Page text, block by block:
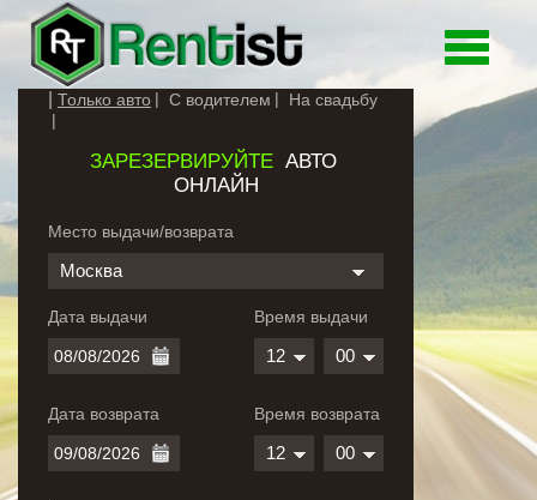
Toggle
Только авто С водителем На свадьбу
ЗАРЕЗЕРВИРУЙТЕАВТО
ОНЛАЙН
Место выдачи/возврата
Москва
Дата выдачи
Дата возврата
Время выдачи
12 00
Время возврата
12 00